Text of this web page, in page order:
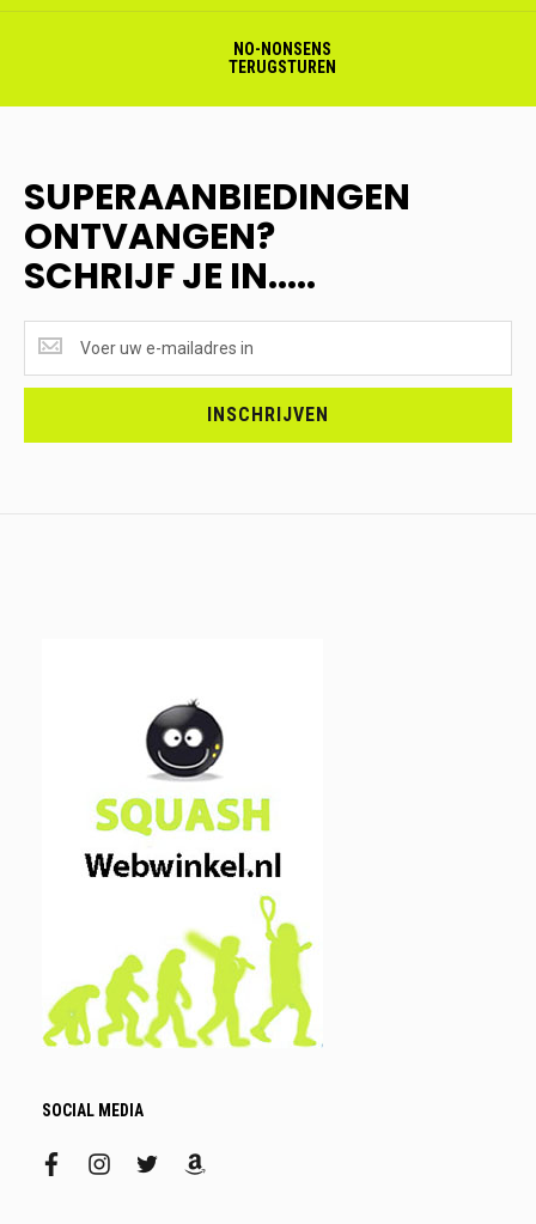
NO-NONSENS
TERUGSTUREN
SUPERAANBIEDINGEN
ONTVANGEN?
SCHRIJF JE IN.....
ONTVANGEN?
<br>SCHRIJF
INSCHRIJVEN
SOCIAL MEDIA
facebookinstagram
twitteramazon